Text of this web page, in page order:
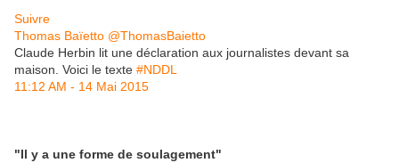
Suivre
Thomas Baïetto @ThomasBaietto
Claude Herbin lit une déclaration aux journalistes devant sa
maison. Voici le texte #NDDL
11:12 AM - 14 Mai 2015
"Il y a une forme de soulagement"